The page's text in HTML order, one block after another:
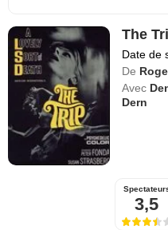
The
Date de
De
Avec
Dern
3,5